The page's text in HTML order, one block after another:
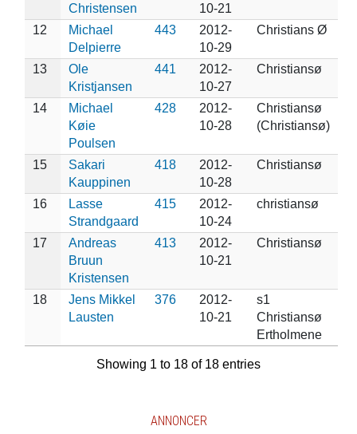
Christensen
10-21
12
Michael
Delpierre
443
2012-
10-29
Christians Ø
13
Ole
Kristjansen
441
2012-
10-27
Christiansø
14
Michael
Køie
Poulsen
428
2012-
10-28
Christiansø
(Christiansø)
15
Sakari
Kauppinen
418
2012-
10-28
Christiansø
16
Lasse
Strandgaard
415
2012-
10-24
christiansø
17
Andreas
Bruun
Kristensen
413
2012-
10-21
Christiansø
18
Jens Mikkel
Lausten
376
2012-
10-21
s1
Christiansø
Ertholmene
Showing 1 to 18 of 18 entries
ANNONCER